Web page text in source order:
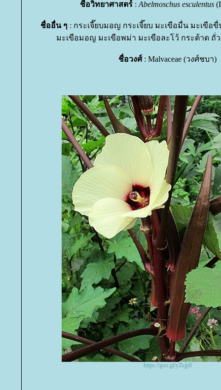
ชื่อวิทยาศาสตร์: Abelmoschus esculentus
ชื่ออื่น ๆ : กระเจี๊ยบมอญ กระเจี๊ยบ มะเขือมื่น มะเขื
มะเขือมอญ มะเขือพม่า มะเขือละโว้ กระต้าด ถั่ว
ชื่อวงศ์: Malvaceae (วงศ์ชบา)
https://goo.gl/yZsjp0